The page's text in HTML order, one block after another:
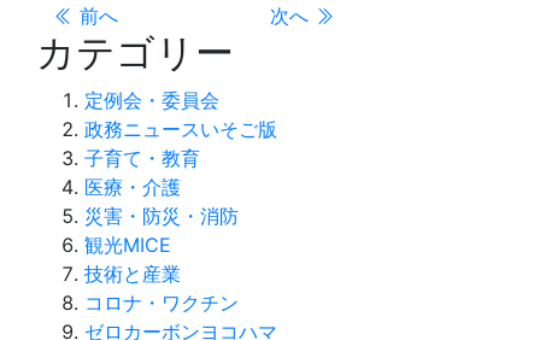
前へ
次へ
カテゴリー
定例会・委員会
政務ニュースいそご版
子育て・教育
医療・介護
災害・防災・消防
観光MICE
技術と産業
コロナ・ワクチン
ゼロカーボンヨコハマ